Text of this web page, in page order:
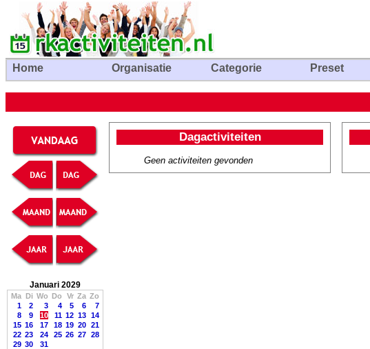
Home Organisatie Categorie Preset
Januari 2029
Ma Di Wo Do Vr Za Zo
1
2 3 4 5 6
7
8
9 10 11 12 13 14
15 16 17 18 19 20 21
22 23 24 25 26 27 28
29 30 31
Dagactiviteiten
Geen activiteiten gevonden